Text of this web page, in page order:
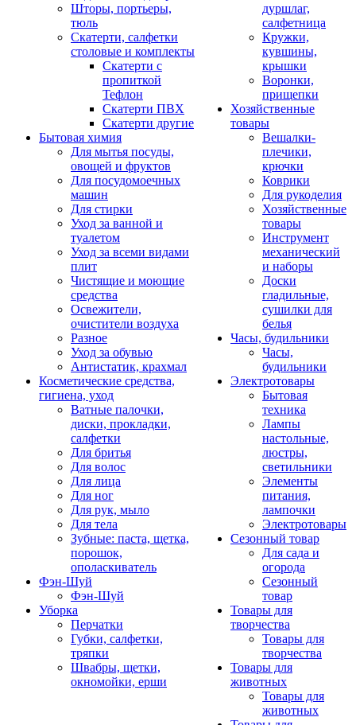
Шторы, портьеры,
тюль
Скатерти, салфетки
столовые и комплекты
Скатерти с
пропиткой
Тефлон
Скатерти ПВХ
Скатерти другие
Бытовая химия
Для мытья посуды,
овощей и фруктов
Для посудомоечных
машин
Для стирки
Уход за ванной и
туалетом
Уход за всеми видами
плит
Чистящие и моющие
средства
Освежители,
очистители воздуха
Разное
Уход за обувью
Антистатик, крахмал
Косметические средства,
гигиена, уход
Ватные палочки,
диски, прокладки,
салфетки
Для бритья
Для волос
Для лица
Для ног
Для рук, мыло
Для тела
Зубные: паста, щетка,
порошок,
ополаскиватель
Фэн-Шуй
Фэн-Шуй
Уборка
Перчатки
Губки, салфетки,
тряпки
Швабры, щетки,
окномойки, ерши
дуршлаг,
салфетница
Кружки,
кувшины,
крышки
Воронки,
прищепки
Хозяйственные
товары
Вешалки-
плечики,
крючки
Коврики
Для рукоделия
Хозяйственные
товары
Инструмент
механический
и наборы
Доски
гладильные,
сушилки для
белья
Часы, будильники
Часы,
будильники
Электротовары
Бытовая
техника
Лампы
настольные,
люстры,
светильники
Элементы
питания,
лампочки
Электротовары
Сезонный товар
Для сада и
огорода
Сезонный
товар
Товары для
творчества
Товары для
творчества
Товары для
животных
Товары для
животных